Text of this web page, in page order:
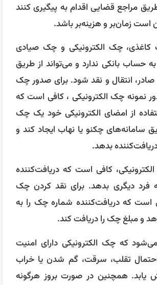
مراجع قضایی اقدام به پیگیری کنند
زمان‌بر و هزینه‌بر باشد.
کاغذی، چک الکترونیکی و چک صیادی
به حساب بانکی ندارد و می‌تواند از طریق
صادر، انتقال و نقد شود. برای صدور چک
نمونه چک الکترونیکی ، کافی است که
از امضای الکترونیکی خود یک چک
سامانه‌های چکنو یا نهاب ایجاد کند و
بدهد.
کافی است که دریافت‌کننده
فرد دیگری بدهد. برای نقد کردن چک
است که دریافت‌کننده شماره چک را به
و مبلغ چک را دریافت کند.
که چک الکترونیکی دارای امنیت
احتمال تقلب، سرقت، گم شدن یا خراب
همچنین در صورت بروز هرگونه